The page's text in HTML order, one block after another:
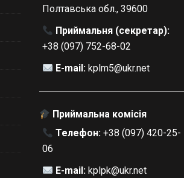
Полтавська обл., 39600
Приймальня (секретар):
+38 (097) 752-68-02
E-mail: kplm5@ukr.net
Приймальна комісія
Телефон: +38 (097) 420-25-
06
E-mail: kplpk@ukr.net